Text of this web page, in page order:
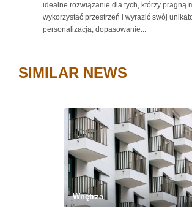
idealne rozwiązanie dla tych, którzy pragną
wykorzystać przestrzeń i wyrazić swój
personalizacja, dopasowanie...
SIMILAR NEWS
Wnętrza